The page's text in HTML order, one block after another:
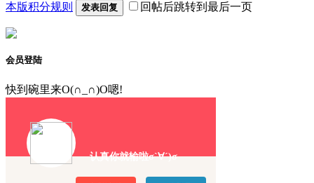
本版积分规则 发表回复 回帖后跳转到最后一页
会员登陆
快到碗里来O(∩_∩)O嗯!
认真你就输啦σ`∀´)σ